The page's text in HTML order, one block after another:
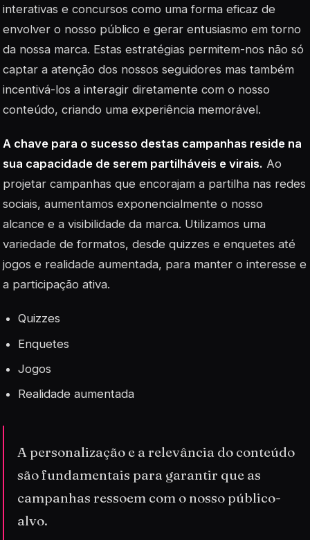
interativas e concursos como uma forma eficaz de
envolver o nosso público e gerar entusiasmo em torno
da nossa marca. Estas estratégias permitem-nos não só
captar a atenção dos nossos seguidores mas também
incentivá-los a interagir diretamente com o nosso
conteúdo, criando uma experiência memorável.
A chave para o sucesso destas campanhas reside na
sua capacidade de serem partilháveis e virais. Ao
projetar campanhas que encorajam a partilha nas redes
sociais, aumentamos exponencialmente o nosso
alcance e a visibilidade da marca. Utilizamos uma
variedade de formatos, desde quizzes e enquetes até
jogos e realidade aumentada, para manter o interesse e
a participação ativa.
Quizzes
Enquetes
Jogos
Realidade aumentada
A personalização e a relevância do conteúdo
são fundamentais para garantir que as
campanhas ressoem com o nosso público-
alvo.